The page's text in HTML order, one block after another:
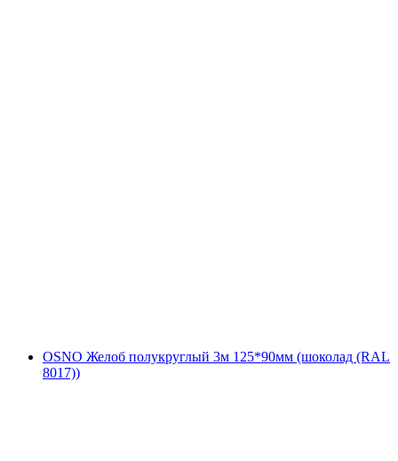
OSNO Желоб полукруглый 3м 125*90мм (шоколад (RAL
8017))